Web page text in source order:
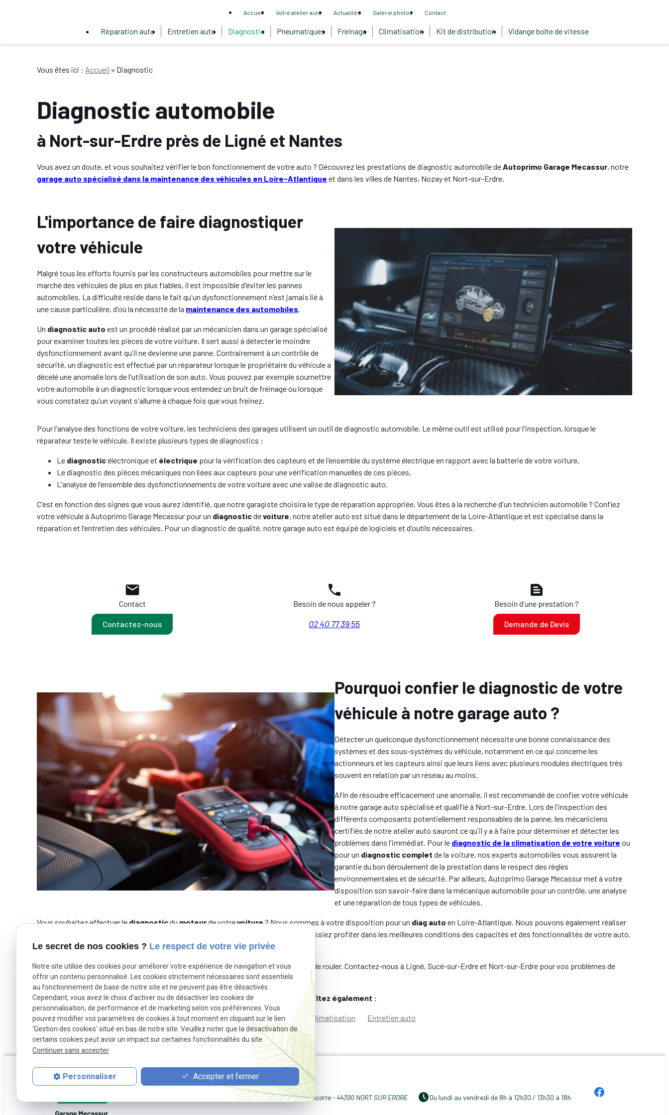
Accueil Votre atelier auto Actualités Galerie photos Contact
Réparation auto Entretien auto Diagnostic Pneumatiques Freinage Climatisation Kit de distribution Vidange boîte de vitesse
Vous êtes ici : Accueil > Diagnostic
Diagnostic automobile
à Nort-sur-Erdre près de Ligné et Nantes
Vous avez un doute, et vous souhaitez vérifier le bon fonctionnement de votre auto ? Découvrez les prestations de diagnostic automobile deAutoprimo Garage Mecassur, notre
garage auto spécialisé dans la maintenance des véhicules en Loire-Atlantique et dans les villes de Nantes, Nozay et Nort-sur-Erdre.
L'importance de faire diagnostiquer
votre véhicule
Malgré tous les efforts fournis par les constructeurs automobiles pour mettre sur le
marché des véhicules de plus en plus fiables, il est impossible d'éviter les pannes
automobiles. La difficulté réside dans le fait qu'un dysfonctionnement n'est jamais lié à
une cause particulière, d'où la nécessité de la maintenance des automobiles.
Un diagnostic auto est un procédé réalisé par un mécanicien dans un garage spécialisé
pour examiner toutes les pièces de votre voiture. Il sert aussi à détecter le moindre
dysfonctionnement avant qu'il ne devienne une panne. Contrairement à un contrôle de
sécurité, un diagnostic est effectué par un réparateur lorsque le propriétaire du véhicule a
décelé une anomalie lors de l'utilisation de son auto. Vous pouvez par exemple soumettre
votre automobile à un diagnostic lorsque vous entendez un bruit de freinage ou lorsque
vous constatez qu'un voyant s'allume à chaque fois que vous freinez.
Pour l'analyse des fonctions de votre voiture, les techniciens des garages utilisent un outil de diagnostic automobile. Le même outil est utilisé pour l'inspection, lorsque le
réparateur teste le véhicule. Il existe plusieurs types de diagnostics :
Le diagnosticélectronique et électrique pour la vérification des capteurs et de l'ensemble du système électrique en rapport avec la batterie de votre voiture,
Le diagnostic des pièces mécaniques non liées aux capteurs pour une vérification manuelles de ces pièces,
L'analyse de l'ensemble des dysfonctionnements de votre voiture avec une valise de diagnostic auto.
C'est en fonction des signes que vous aurez identifié, que notre garagiste choisira le type de réparation appropriée. Vous êtes à la recherche d'un technicien automobile ? Confiez
votre véhicule à Autoprimo Garage Mecassur pour un diagnosticdevoiture, notre atelier auto est situé dans le département de la Loire-Atlantique et est spécialisé dans la
réparation et l'entretien des véhicules. Pour un diagnostic de qualité, notre garage auto est équipé de logiciels et d'outils nécessaires.
mail
Contact
Contactez-nous
phone
Besoin de nous appeler ?
02 40 77 39 55
text_snippet
Besoin d'une prestation ?
Demande de Devis
Pourquoi confier le diagnostic de votre
véhicule à notre garage auto ?
Détecter un quelconque dysfonctionnement nécessite une bonne connaissance des
systèmes et des sous-systèmes du véhicule, notamment en ce qui concerne les
actionneurs et les capteurs ainsi que leurs liens avec plusieurs modules électriques très
souvent en relation par un réseau au moins.
Afin de résoudre efficacement une anomalie, il est recommandé de confier votre véhicule
à notre garage auto spécialisé et qualifié à Nort-sur-Erdre. Lors de l'inspection des
différents composants potentiellement responsables de la panne, les mécaniciens
certifiés de notre atelier auto sauront ce qu'il y a à faire pour déterminer et détecter les
problèmes dans l'immédiat. Pour le diagnostic de la climatisation de votre voiture ou
pour un diagnostic complet de la voiture, nos experts automobiles vous assurent la
garantie du bon déroulement de la prestation dans le respect des règles
environnementales et de sécurité. Par ailleurs, Autoprimo Garage Mecassur met à votre
disposition son savoir-faire dans la mécanique automobile pour un contrôle, une analyse
et une réparation de tous types de véhicules.
Vous souhaitez effectuer lediagnosticdumoteurde votrevoiture? Nous sommes à votre disposition pour un diag autoen Loire-Atlantique. Nous pouvons également réaliser
afin que vous puissiez profiter dans les meilleures conditions des capacités et des fonctionnalités de votre auto.
Nous réalisons lediagnosticde votrevoitureà desprixattractifs.
Après réparation de la panne, notre réparateur approuve que le véhicule soit en état de rouler. Contactez-nous à Ligné, Sucé-sur-Erdre et Nort-sur-Erdre pour vos problèmes de
pneumatiques.
Consultez également :
Votre atelier auto Climatisation Entretien auto
Rue de Bretagne - ZAC de la pancarte - 44390 NORT SUR ERDRE Du lundi au vendredi de 8h à 12h30 / 13h30 à 18h
Le secret de nos cookies ? Le respect de votre vie privée
Notre site utilise des cookies pour améliorer votre expérience de navigation et vous
offrir un contenu personnalisé. Les cookies strictement nécessaires sont essentiels
au fonctionnement de base de notre site et ne peuvent pas être désactivés.
Cependant, vous avez le choix d'activer ou de désactiver les cookies de
personnalisation, de performance et de marketing selon vos préférences. Vous
pouvez modifier vos paramètres de cookies à tout moment en cliquant sur le lien
'Gestion des cookies' situé en bas de notre site. Veuillez noter que la désactivation de
certains cookies peut avoir un impact sur certaines fonctionnalités du site.
Continuer sans accepter
Personnaliser Accepter et fermer